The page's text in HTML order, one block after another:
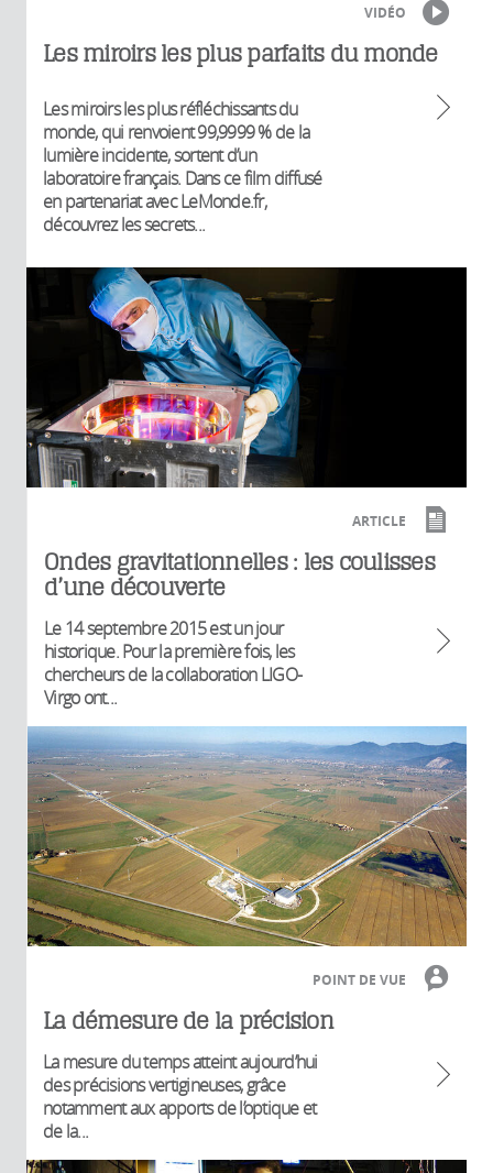
VIDÉO
Les miroirs les plus parfaits du monde
Les miroirs les plus réfléchissants du
monde, qui renvoient 99,9999 % de la
lumière incidente, sortent d’un
laboratoire français. Dans ce film diffusé
en partenariat avec LeMonde.fr,
découvrez les secrets...
ARTICLE
Ondes gravitationnelles : les coulisses
d’une découverte
Le 14 septembre 2015 est un jour
historique. Pour la première fois, les
chercheurs de la collaboration LIGO-
Virgo ont...
POINT DE VUE
La démesure de la précision
La mesure du temps atteint aujourd’hui
des précisions vertigineuses, grâce
notamment aux apports de l’optique et
de la...